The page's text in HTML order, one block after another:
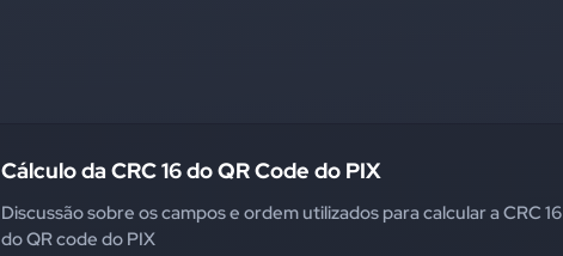
Cálculo da CRC 16 do QR Code do PIX
Discussão sobre os campos e ordem utilizados para calcular a CRC 16
do QR code do PIX